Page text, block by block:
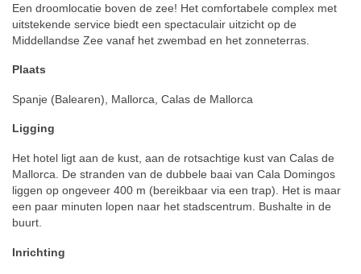
Een droomlocatie boven de zee! Het comfortabele complex met
uitstekende service biedt een spectaculair uitzicht op de
Middellandse Zee vanaf het zwembad en het zonneterras.
Plaats
Spanje (Balearen), Mallorca, Calas de Mallorca
Ligging
Het hotel ligt aan de kust, aan de rotsachtige kust van Calas de
Mallorca. De stranden van de dubbele baai van Cala Domingos
liggen op ongeveer 400 m (bereikbaar via een trap). Het is maar
een paar minuten lopen naar het stadscentrum. Bushalte in de
buurt.
Inrichting